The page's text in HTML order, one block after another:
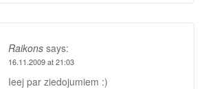
Raikons says:
16.11.2009 at 21:03
Ieej par ziedojumiem :)